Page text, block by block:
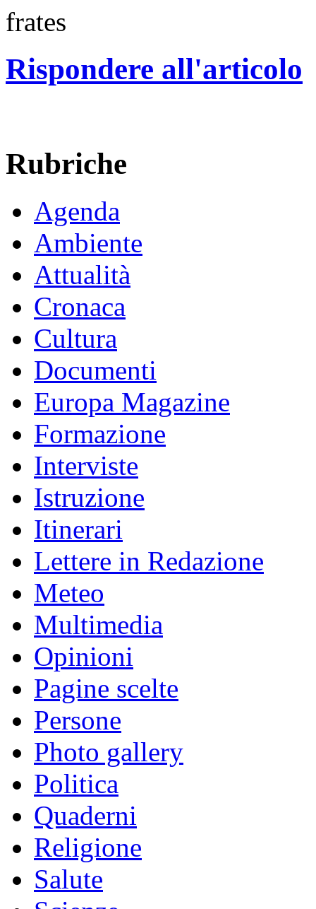
frates
Rispondere all'articolo
Rubriche
Agenda
Ambiente
Attualità
Cronaca
Cultura
Documenti
Europa Magazine
Formazione
Interviste
Istruzione
Itinerari
Lettere in Redazione
Meteo
Multimedia
Opinioni
Pagine scelte
Persone
Photo gallery
Politica
Quaderni
Religione
Salute